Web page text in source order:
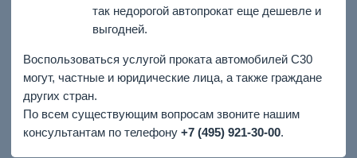
так недорогой автопрокат еще дешевле и
выгодней.
Воспользоваться услугой проката автомобилей C30
могут, частные и юридические лица, а также граждане
других стран.
По всем существующим вопросам звоните нашим
консультантам по телефону +7 (495) 921-30-00.